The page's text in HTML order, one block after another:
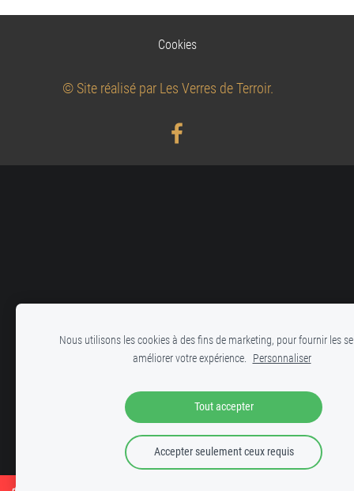
Cookies
© Site réalisé par Les Verres de Terroir.
Nous utilisons les cookies à des fins de marketing, pour fournir les
améliorer votre expérience. Personnaliser
Tout accepter
Accepter seulement ceux requis